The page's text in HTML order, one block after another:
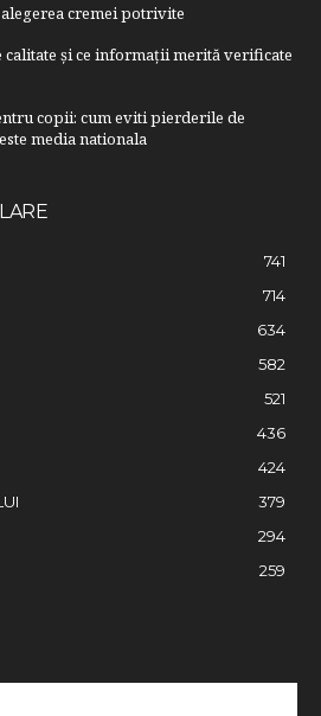
cremei potrivite
calitate și ce informații merită verificate
copii: cum eviti pierderile de
media nationala
741
714
634
582
521
436
424
379
294
259